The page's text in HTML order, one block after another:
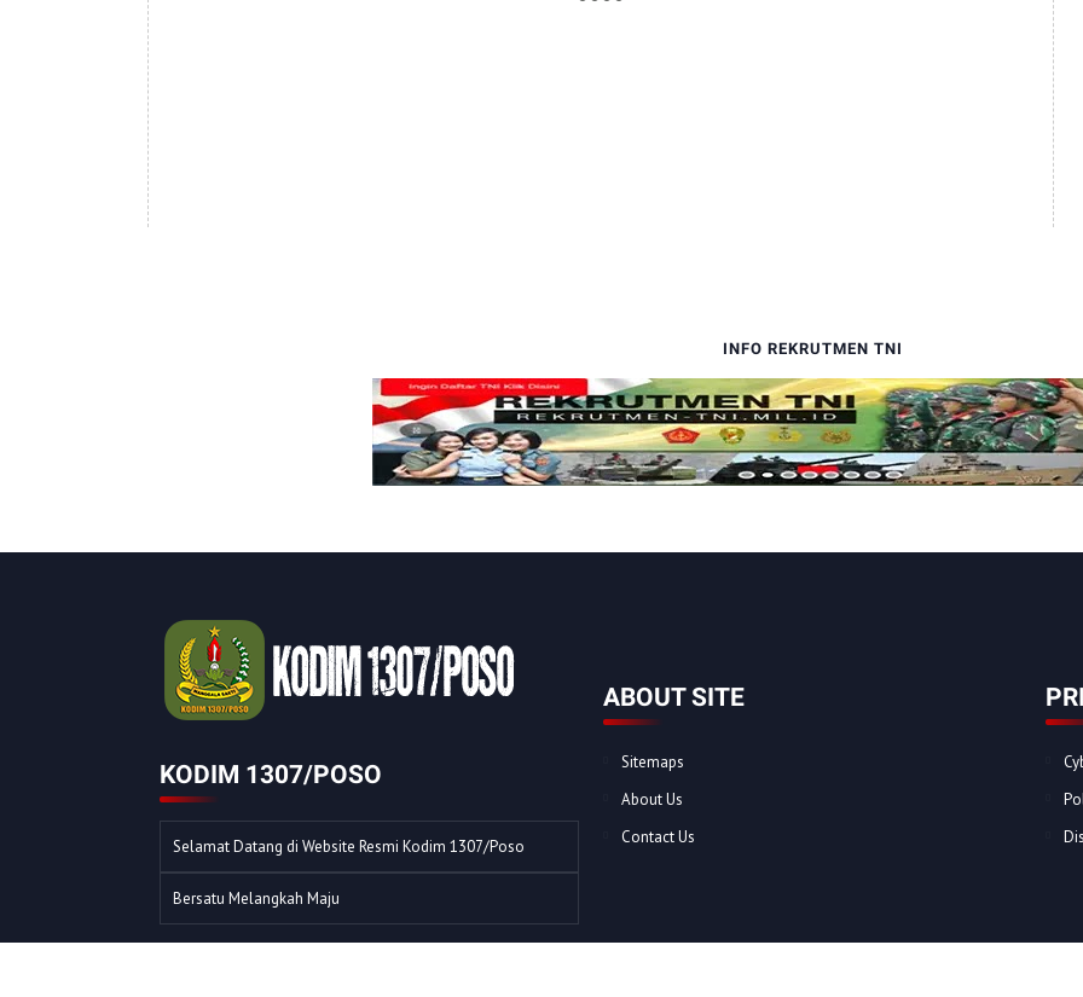
INFO REKRUTMEN TNI
KODIM 1307/POSO
Selamat Datang di Website Resmi Kodim 1307/Poso
Bersatu Melangkah Maju
ABOUT SITE
Sitemaps
About Us
Contact Us